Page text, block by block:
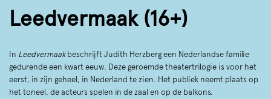
Leedvermaak (16+)
In Leedvermaakbeschrijft Judith Herzberg een Nederlandse familie
gedurende een kwart eeuw. Deze geroemde theatertrilogie is voor het
eerst, in zijn geheel, in Nederland te zien. Het publiek neemt plaats op
het toneel, de acteurs spelen in de zaal en op de balkons.